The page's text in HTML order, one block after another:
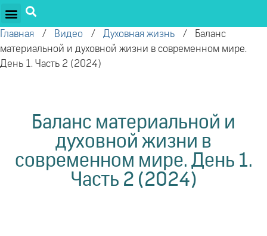
Главная / Видео / Духовная жизнь /
Баланс
материальной и духовной жизни в современном мире.
День 1. Часть 2 (2024)
Баланс материальной и
духовной жизни в
современном мире. День 1.
Часть 2 (2024)